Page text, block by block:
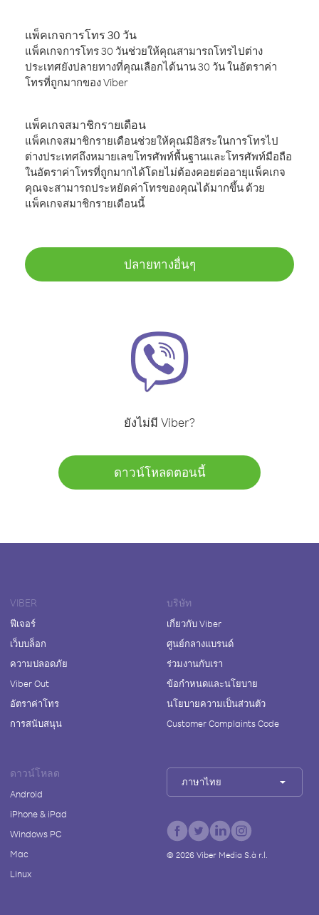
แพ็คเกจการโทร 30 วัน
แพ็คเกจการโทร 30 วันช่วยให้คุณสามารถโทรไปต่าง
ประเทศยังปลายทางที่คุณเลือกได้นาน 30 วัน ในอัตราค่า
โทรที่ถูกมากของ Viber
แพ็คเกจสมาชิกรายเดือน
แพ็คเกจสมาชิกรายเดือนช่วยให้คุณมีอิสระในการโทรไป
ต่างประเทศถึงหมายเลขโทรศัพท์พื้นฐานและโทรศัพท์มือถือ
ในอัตราค่าโทรที่ถูกมากได้โดยไม่ต้องคอยต่ออายุแพ็คเกจ
คุณจะสามารถประหยัดค่าโทรของคุณได้มากขึ้น ด้วย
แพ็คเกจสมาชิกรายเดือนนี้
ปลายทางอื่นๆ
ยังไม่มี Viber?
ดาวน์โหลดตอนนี้
VIBER
ฟีเจอร์
เว็บบล็อก
ความปลอดภัย
Viber Out
อัตราค่าโทร
การสนับสนุน
บริษัท
เกี่ยวกับ Viber
ศูนย์กลางแบรนด์
ร่วมงานกับเรา
ข้อกำหนดและนโยบาย
นโยบายความเป็นส่วนตัว
Customer Complaints Code
ดาวน์โหลด
Android
iPhone & iPad
Windows PC
Mac
Linux
ภาษาไทย
© 2026Viber Media S.à r.l.